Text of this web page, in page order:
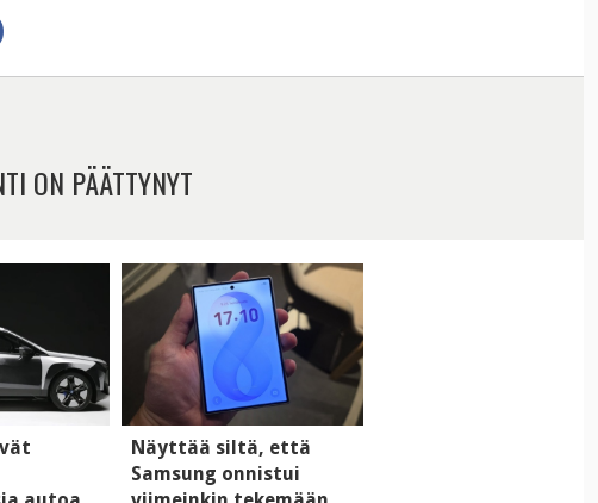
ON PÄÄTTYNYT
Näyttää siltä, että
Samsung onnistui